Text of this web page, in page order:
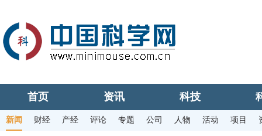
首页 资讯 科技
新闻 财经 产经 评论 专题 公司 人物 活动 项目